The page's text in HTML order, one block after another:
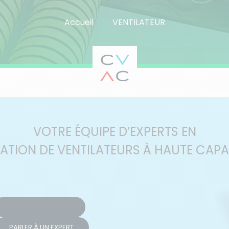
Accueil VENTILATEUR
VOTRE ÉQUIPE D’EXPERTS EN
DE VENTILATEURS À HAUTE
833 330-2822